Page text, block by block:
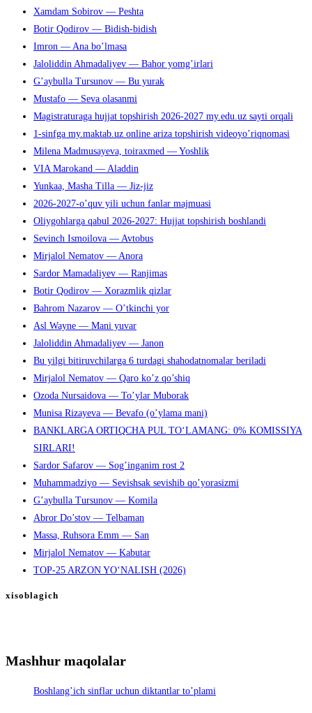
Xamdam Sobirov — Peshta
Botir Qodirov — Bidish-bidish
Imron — Ana bo’lmasa
Jaloliddin Ahmadaliyev — Bahor yomg’irlari
G’aybulla Tursunov — Bu yurak
Mustafo — Seva olasanmi
Magistraturaga hujjat topshirish 2026-2027 my.edu.uz sayti orqali
1-sinfga my.maktab.uz online ariza topshirish videoyo’riqnomasi
Milena Madmusayeva, toiraxmed — Yoshlik
VIA Marokand — Aladdin
Yunkaa, Masha Tilla — Jiz-jiz
2026-2027-o’quv yili uchun fanlar majmuasi
Oliygohlarga qabul 2026-2027: Hujjat topshirish boshlandi
Sevinch Ismoilova — Avtobus
Mirjalol Nematov — Anora
Sardor Mamadaliyev — Ranjimas
Botir Qodirov — Xorazmlik qizlar
Bahrom Nazarov — O’tkinchi yor
Asl Wayne — Mani yuvar
Jaloliddin Ahmadaliyev — Janon
Bu yilgi bitiruvchilarga 6 turdagi shahodatnomalar beriladi
Mirjalol Nematov — Qaro ko’z qo’shiq
Ozoda Nursaidova — To’ylar Muborak
Munisa Rizayeva — Bevafo (o’ylama mani)
BANKLARGA ORTIQCHA PUL TO‘LAMANG: 0% KOMISSIYA
SIRLARI!
Sardor Safarov — Sog’inganim rost 2
Muhammadziyo — Sevishsak sevishib qo’yorasizmi
G’aybulla Tursunov — Komila
Abror Do’stov — Telbaman
Massa, Ruhsora Emm — San
Mirjalol Nematov — Kabutar
TOP-25 ARZON YO‘NALISH (2026)
xisoblagich
Mashhur maqolalar
Boshlang’ich sinflar uchun diktantlar to’plami